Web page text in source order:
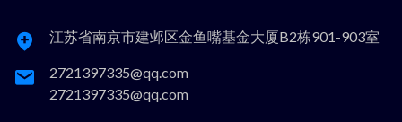
江苏省南京市建邺区金鱼嘴基金大厦B2栋901-903室
2721397335@qq.com
2721397335@qq.com